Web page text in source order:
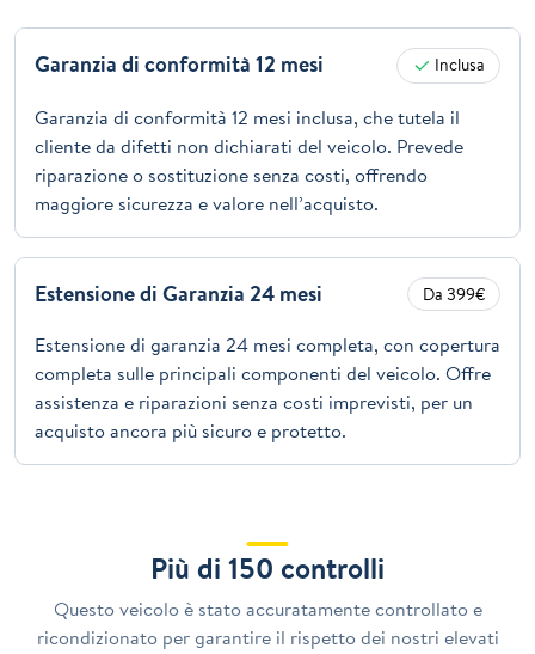
Garanzia di conformità 12 mesi Inclusa
Garanzia di conformità 12 mesi inclusa, che tutela il
cliente da difetti non dichiarati del veicolo. Prevede
riparazione o sostituzione senza costi, offrendo
maggiore sicurezza e valore nell’acquisto.
Estensione di Garanzia 24 mesi Da 399€
Estensione di garanzia 24 mesi completa, con copertura
completa sulle principali componenti del veicolo. Offre
assistenza e riparazioni senza costi imprevisti, per un
acquisto ancora più sicuro e protetto.
Più di 150 controlli
Questo veicolo è stato accuratamente controllato e
ricondizionato per garantire il rispetto dei nostri elevati